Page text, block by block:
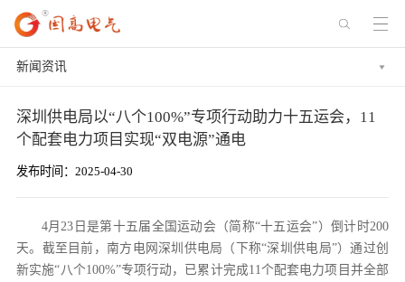
新闻资讯
深圳供电局以“八个100%”专项行动助力十五运会，11
个配套电力项目实现“双电源”通电
发布时间：2025-04-30
4月23日是第十五届全国运动会（简称“十五运会”）倒计时200
天。截至目前，南方电网深圳供电局（下称“深圳供电局”）通过创
新实施“八个100%”专项行动，已累计完成11个配套电力项目并全部